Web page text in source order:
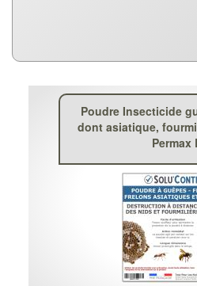
Poudre Insecticide
dont asiatique,
Permax